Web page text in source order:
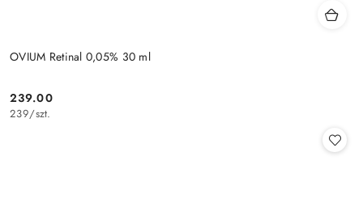
OVIUM Retinal 0,05% 30 ml
Cena:
239.00
239/szt.